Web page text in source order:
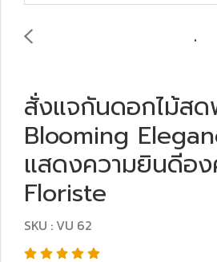
สั่งแจกันดอกไม้สด
Blooming
แสดงความยินดีอ
Floriste
SKU : VU 62